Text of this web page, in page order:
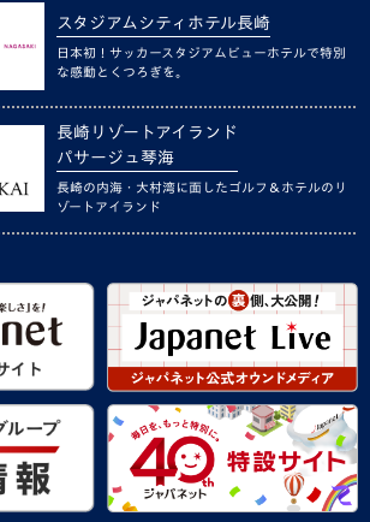
スタジアムシティホテル長崎
日本初！サッカースタジアムビューホテルで特別
な感動とくつろぎを。
長崎リゾートアイランド
パサージュ琴海
長崎の内海・大村湾に面したゴルフ＆ホテルのリ
ゾートアイランド